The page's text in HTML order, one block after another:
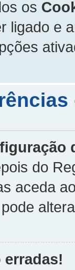
os
ligado e
do
aceda
erradas!